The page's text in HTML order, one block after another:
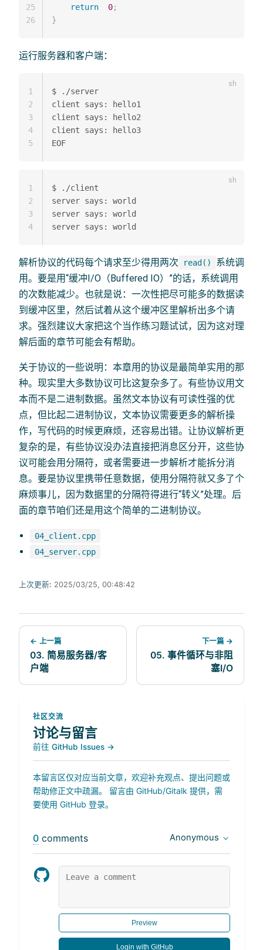
return
0;
}
25
26
运行服务器和客户端：
$ ./server
client says: hello1
client says: hello2
client says: hello3
1
2
3
4
5
$ ./client
server says: world
server says: world
1
2
3
4
解析协议的代码每个请求至少得用两次 read()
系统调
用。要是用“缓冲I/O（Buffered IO）”的话，系统调用
的次数能减少。也就是说：一次性把尽可能多的数据读
到缓冲区里，然后试着从这个缓冲区里解析出多个请
求。强烈建议大家把这个当作练习题试试，因为这对理
解后面的章节可能会有帮助。
关于协议的一些说明：本章用的协议是最简单实用的那
种。现实里大多数协议可比这复杂多了。有些协议用文
本而不是二进制数据。虽然文本协议有可读性强的优
点，但比起二进制协议，文本协议需要更多的解析操
作，写代码的时候更麻烦，还容易出错。让协议解析更
复杂的是，有些协议没办法直接把消息区分开，这些协
议可能会用分隔符，或者需要进一步解析才能拆分消
息。要是协议里携带任意数据，使用分隔符就又多了个
麻烦事儿，因为数据里的分隔符得进行“转义”处理。后
面的章节咱们还是用这个简单的二进制协议。
04_client.cpp
04_server.cpp
上次更新: 2025/03/25, 00:48:42
← 上一篇
03. 简易服务器/客
户端
下一篇 →
05. 事件循环与非阻
塞I/O
社区交流
讨论与留言
前往 GitHub Issues →
本留言区仅对应当前文章，欢迎补充观点、提出问题或
帮助修正文中疏漏。 留言由 GitHub/Gitalk 提供，需
要使用 GitHub 登录。
0 comments Anonymous
Preview
Login with GitHub